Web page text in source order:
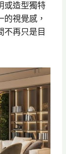
或造型獨特
視覺感，
不再只是目